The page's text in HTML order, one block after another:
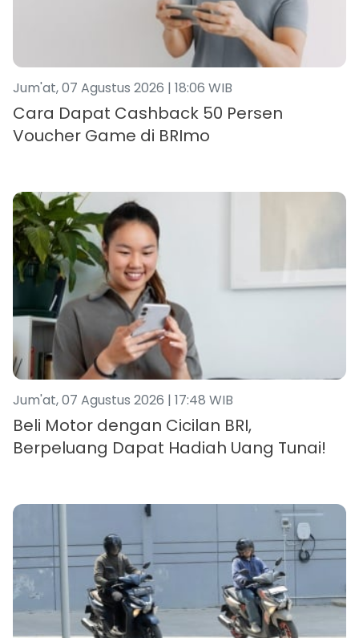
Jum'at, 07 Agustus 2026 | 18:06 WIB
Cara Dapat Cashback 50 Persen
Voucher Game di BRImo
Jum'at, 07 Agustus 2026 | 17:48 WIB
Beli Motor dengan Cicilan BRI,
Berpeluang Dapat Hadiah Uang Tunai!